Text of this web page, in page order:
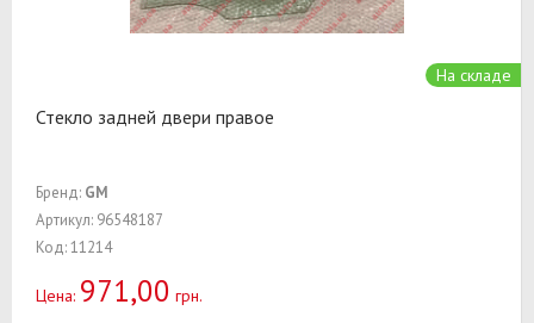
На складе
Стекло задней двери правое
Бренд: GM
Артикул: 96548187
Код: 11214
Цена: 971,00 грн.